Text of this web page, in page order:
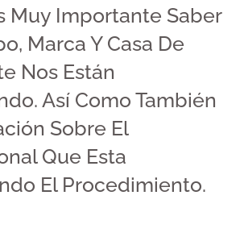
Muy Importante Saber
Marca Y Casa De
Nos Están
Así Como También
Sobre El
Que Esta
El Procedimiento.